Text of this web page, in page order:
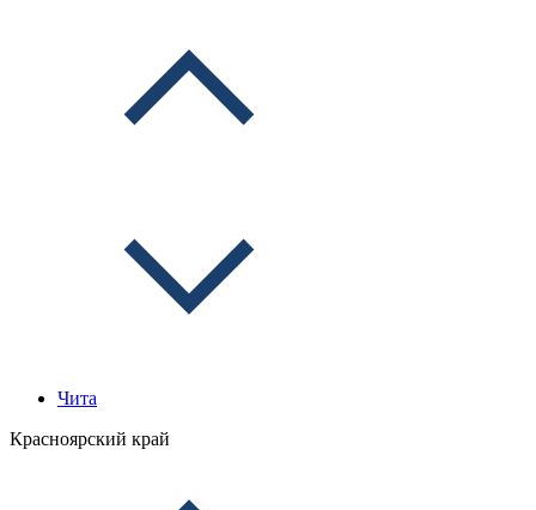
Чита
Красноярский край